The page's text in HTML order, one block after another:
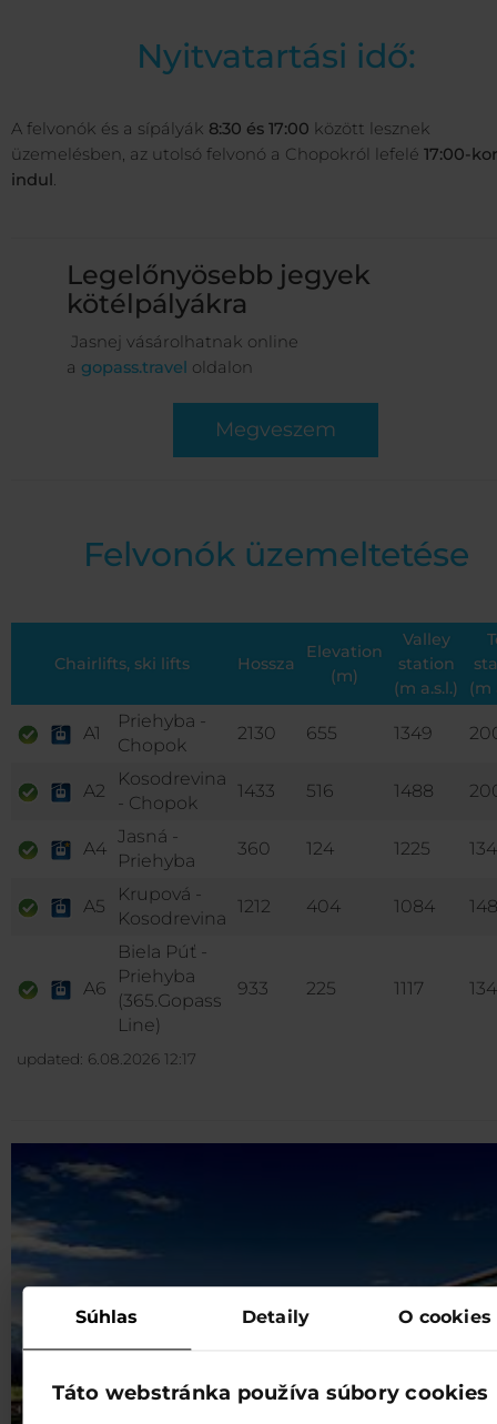
Súhlas Detaily O cookies
Táto webstránka používa súbory cookies
Nyitvatartási idő:
A felvonók és a sípályák 8:30 és 17:00 között lesznek
üzemelésben, az utolsó felvonó a Chopokról lefelé 17:00-kor
indul.
Legelőnyösebb jegyek
kötélpályákra
Jasnej vásárolhatnak online
a gopass.travel oldalon
Megveszem
Felvonók üzemeltetése
Chairlifts, ski lifts Hossza
Elevation
(m)
Valley
station
(m a.s.l.)
(m
A1
Priehyba -
Chopok
2130 655 1349
A2
Kosodrevina
- Chopok
1433 516 1488
A4
Jasná -
Priehyba
360 124 1225
A5
Krupová -
Kosodrevina
1212 404 1084
A6
Biela Púť -
Priehyba
(365.Gopass
Line)
933 225 1117
updated: 6.08.2026 12:17